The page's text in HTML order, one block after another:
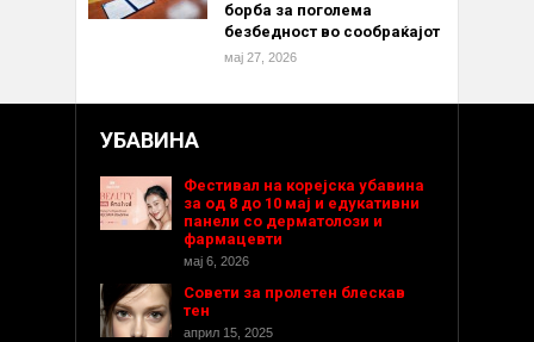
борба за поголема
безбедност во сообраќајот
мај 27, 2026
УБАВИНА
Фестивал на корејска убавина
за од 8 до 10 мај и едукативни
панели со дерматолози и
фармацевти
мај 6, 2026
Совети за пролетен блескав
тен
април 15, 2025